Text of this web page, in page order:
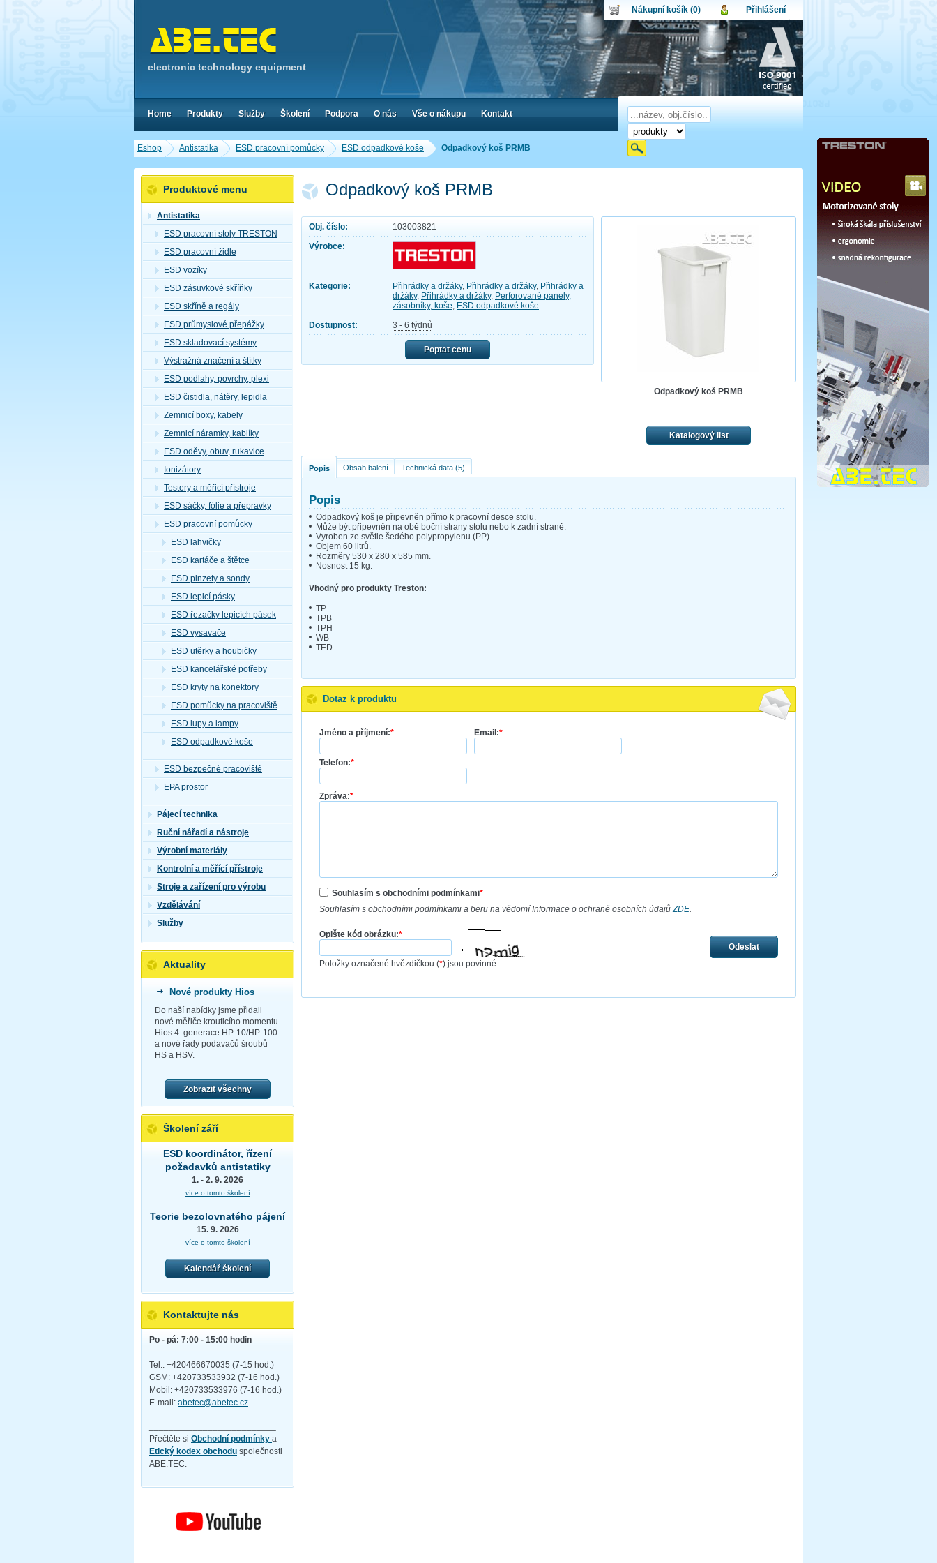
Eshop Antistatika ESD pracovní pomůcky ESD odpadkové koše Odpadkový koš PRMB
Odpadkový koš PRMB
Obj. číslo:
103003821
Výrobce:
Kategorie: Přihrádky a držáky, Přihrádky a držáky, Přihrádky a
držáky, Přihrádky a držáky, Perforované panely,
zásobníky, koše, ESD odpadkové koše
Dostupnost:
3 - 6 týdnů
Poptat cenu
Odpadkový koš PRMB
Katalogový list
Popis Obsah balení Technická data (5)
Popis
Odpadkový koš je připevněn přímo k pracovní desce stolu.
Může být připevněn na obě boční strany stolu nebo k zadní straně.
Vyroben ze světle šedého polypropylenu (PP).
Objem 60 litrů.
Rozměry 530 x 280 x 585 mm.
Nosnost 15 kg.
Vhodný pro produkty Treston:
TP
TPB
TPH
WB
TED
Dotaz k produktu
Jméno a příjmení:* Email:*
Telefon:*
Zpráva:*
Souhlasím s obchodními podmínkami*
Souhlasím s obchodními podmínkami a beru na vědomí Informace o ochraně osobních údajůZDE.
Opište kód obrázku:*
Položky označené hvězdičkou (*) jsou povinné.
Odeslat
Produktové menu
Antistatika
ESD pracovní stoly TRESTON
ESD pracovní židle
ESD vozíky
ESD zásuvkové skříňky
ESD skříně a regály
ESD průmyslové přepážky
ESD skladovací systémy
Výstražná značení a štítky
ESD podlahy, povrchy, plexi
ESD čistidla, nátěry, lepidla
Zemnicí boxy, kabely
Zemnicí náramky, kablíky
ESD oděvy, obuv, rukavice
Ionizátory
Testery a měřicí přístroje
ESD sáčky, fólie a přepravky
ESD pracovní pomůcky
ESD lahvičky
ESD kartáče a štětce
ESD pinzety a sondy
ESD lepicí pásky
ESD řezačky lepicích pásek
ESD vysavače
ESD utěrky a houbičky
ESD kancelářské potřeby
ESD kryty na konektory
ESD pomůcky na pracoviště
ESD lupy a lampy
ESD odpadkové koše
ESD bezpečné pracoviště
EPA prostor
Pájecí technika
Ruční nářadí a nástroje
Výrobní materiály
Kontrolní a měřící přístroje
Stroje a zařízení pro výrobu
Vzdělávání
Služby
Aktuality
Nové produkty Hios
Do naší nabídky jsme přidali
nové měřiče krouticího momentu
Hios 4. generace HP-10/HP-100
a nové řady podavačů šroubů
HS a HSV.
Zobrazit všechny
Školení září
ESD koordinátor, řízení
požadavků antistatiky
1. - 2. 9. 2026
více o tomto školení
Teorie bezolovnatého pájení
15. 9. 2026
více o tomto školení
Kalendář školení
Kontaktujte nás
Po - pá: 7:00 - 15:00 hodin
Tel.: +420466670035 (7-15 hod.)
GSM: +420733533932 (7-16 hod.)
Mobil: +420733533976 (7-16 hod.)
E-mail: abetec@abetec.cz
Přečtěte si Obchodní podmínky a
Etický kodex obchodu společnosti
ABE.TEC.
electronic technology equipment
Nákupní košík (0)
Nákupní košík je momentálně prázdný.
Obsah košíku
Počet produktů:0
Cena celkem:
0,00 CZK
Přihlášení
Uživatel:
Heslo:
Přihlásit
Zapomenuté heslo Nová registrace
Home Produkty Služby Školení Podpora O nás Vše o nákupu Kontakt